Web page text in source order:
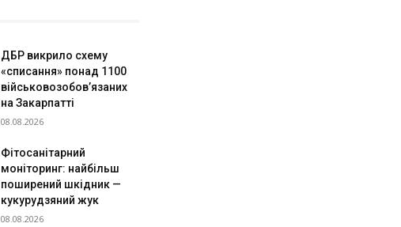
ДБР викрило схему
«списання» понад 1100
військовозобов’язаних
на Закарпатті
08.08.2026
Фітосанітарний
моніторинг: найбільш
поширений шкідник —
кукурудзяний жук
08.08.2026